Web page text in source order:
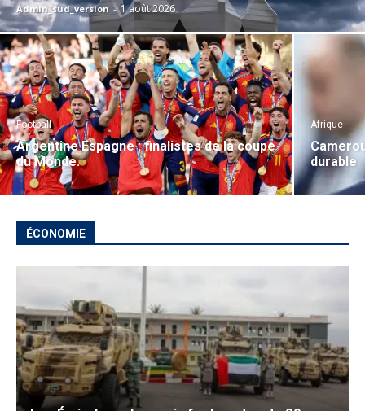
Admin_sud_version - 1 août 2026
Football
Argentine Espagne : finalistes de la coupe
du Monde.
Afrique
durable
ÉCONOMIE